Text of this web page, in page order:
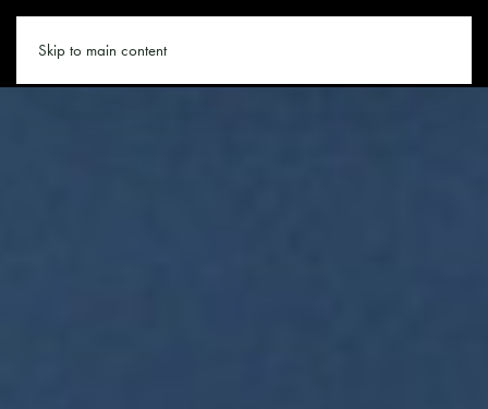
Skip to main content
SAALBACH.CO